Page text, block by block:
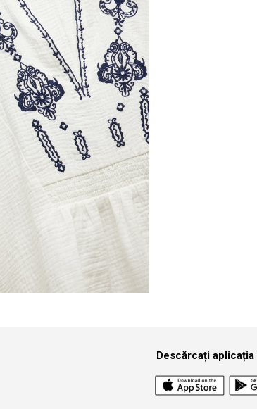
Descărcați aplicația
cumpărăturile